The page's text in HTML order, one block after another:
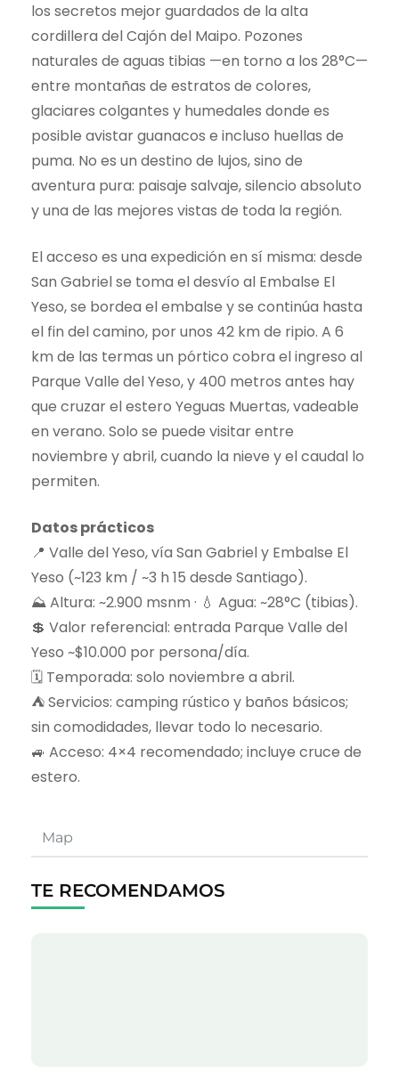
Map
los secretos mejor guardados de la alta
cordillera del Cajón del Maipo. Pozones
naturales de aguas tibias —en torno a los 28°C—
entre montañas de estratos de colores,
glaciares colgantes y humedales donde es
posible avistar guanacos e incluso huellas de
puma. No es un destino de lujos, sino de
aventura pura: paisaje salvaje, silencio absoluto
y una de las mejores vistas de toda la región.
El acceso es una expedición en sí misma: desde
San Gabriel se toma el desvío al Embalse El
Yeso, se bordea el embalse y se continúa hasta
el fin del camino, por unos 42 km de ripio. A 6
km de las termas un pórtico cobra el ingreso al
Parque Valle del Yeso, y 400 metros antes hay
que cruzar el estero Yeguas Muertas, vadeable
en verano. Solo se puede visitar entre
noviembre y abril, cuando la nieve y el caudal lo
permiten.
Datos prácticos
📍 Valle del Yeso, vía San Gabriel y Embalse El
Yeso (~123 km / ~3 h 15 desde Santiago).
⛰️ Altura: ~2.900 msnm · 💧 Agua: ~28°C (tibias).
💲 Valor referencial: entrada Parque Valle del
Yeso ~$10.000 por persona/día.
🗓️ Temporada: solo noviembre a abril.
⛺ Servicios: camping rústico y baños básicos;
sin comodidades, llevar todo lo necesario.
🚙 Acceso: 4×4 recomendado; incluye cruce de
estero.
TE RECOMENDAMOS